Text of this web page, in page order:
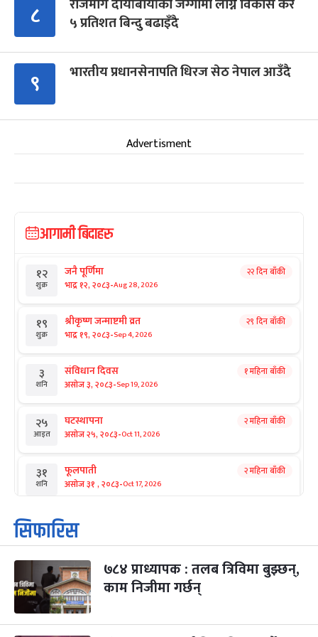
८
राजमार्ग दायाँबायाँका जग्गामा लाग्ने विकास कर
५ प्रतिशत बिन्दु बढाइँदै
९ भारतीय प्रधानसेनापति धिरज सेठ नेपाल आउँदै
Advertisment
आगामी बिदाहरु
१२
शुक्र
जनै पूर्णिमा
भाद्र १२, २०८३-Aug 28, 2026
२२ दिन बाँकी
१९
शुक्र
श्रीकृष्ण जन्माष्टमी व्रत
भाद्र १९, २०८३-Sep 4, 2026
२९ दिन बाँकी
३
शनि
संविधान दिवस
असोज ३, २०८३-Sep 19, 2026
१ महिना बाँकी
२५
आइत
घटस्थापना
असोज २५, २०८३-Oct 11, 2026
२ महिना बाँकी
३१
शनि
फूलपाती
असोज ३१ , २०८३-Oct 17, 2026
२ महिना बाँकी
१
आइत
कार्तिक सङ्क्रान्ति
कार्तिक १, २०८३
३
मंगल
महानवमी
कार्तिक ३, २०८३-Oct 20, 2026
२ महिना बाँकी
४
बुध कार्तिक ४, २०८३
सिफारिस
७८४ प्राध्यापक : तलब त्रिविमा बुझ्छन्,
काम निजीमा गर्छन्